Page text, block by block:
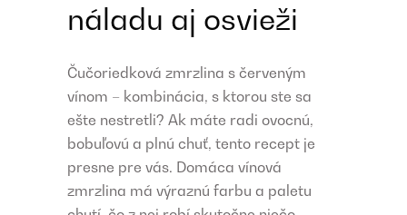
náladu aj osvieži
Čučoriedková zmrzlina s červeným
vínom – kombinácia, s ktorou ste sa
ešte nestretli? Ak máte radi ovocnú,
bobuľovú a plnú chuť, tento recept je
presne pre vás. Domáca vínová
zmrzlina má výraznú farbu a paletu